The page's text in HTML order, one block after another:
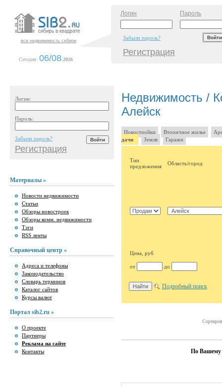
вся недвижимость сибири
Сегодня: 06/08 2026
Логин Пароль
Забыли пароль?
Регистрация
Логин:
Пароль:
Забыли пароль?
Регистрация
Материалы »
Новости недвижимости
Статьи
Обзоры новостроек
Обзоры комм. недвижимости
Тэги
RSS ленты
Справочный центр »
Адреса и телефоны
Законодательство
Словарь терминов
Каталог сайтов
Курсы валют
Портал sib2.ru »
О проекте
Партнеры
Реклама на сайте
Контакты
Недвижимость /
Алейск
Новостройки Вторичное жилье
дачи
Земля Гаражи
Тип
предложения
Область/город
Цена, руб
от до
Подробный поиск
По Вашему